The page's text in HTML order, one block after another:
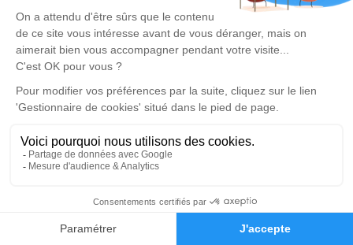
Faire-part Hommages
Un service de plantation d’arbre hommage est
disponible ici
Je rends hommage
Cérémonie religieuse
vendredi 11 avril 2025 à 15h30
Église Saint Barthélemy d'Oignies
Place de la IVe République